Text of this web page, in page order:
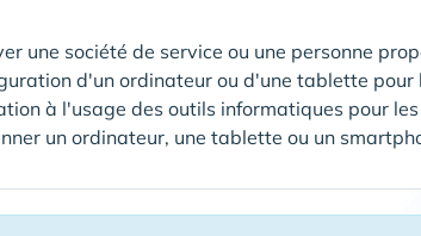
une société de service ou une personne
d'un ordinateur ou d'une tablette pour
à l'usage des outils informatiques pour
un ordinateur, une tablette ou un